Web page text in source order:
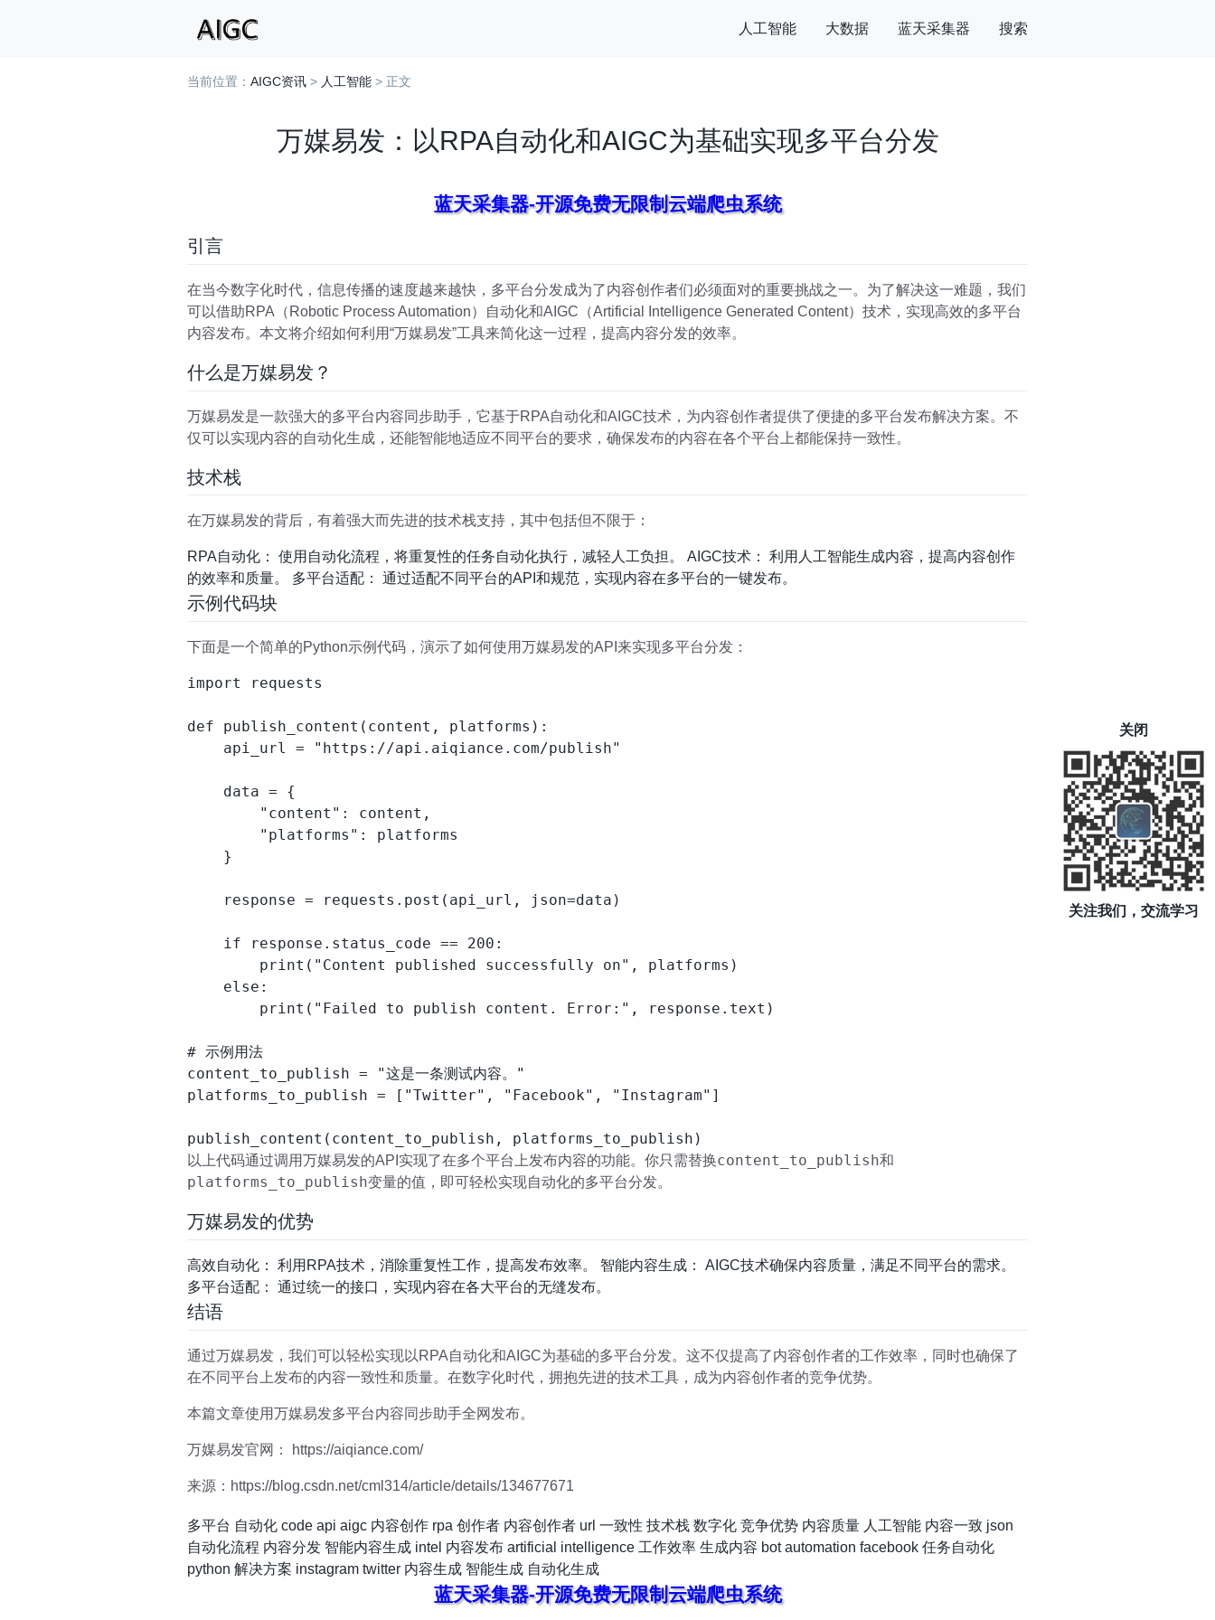
人工智能 大数据 蓝天采集器 搜索
当前位置： AIGC资讯 > 人工智能 > 正文
万媒易发：以RPA自动化和AIGC为基础实现多平台分发
蓝天采集器-开源免费无限制云端爬虫系统
引言
在当今数字化时代，信息传播的速度越来越快，多平台分发成为了内容创作者们必须面对的重要挑战之一。为了解决这一难题，我们
可以借助RPA（Robotic Process Automation）自动化和AIGC（Artificial Intelligence Generated Content）技术，实现高效的多平台
内容发布。本文将介绍如何利用“万媒易发”工具来简化这一过程，提高内容分发的效率。
什么是万媒易发？
万媒易发是一款强大的多平台内容同步助手，它基于RPA自动化和AIGC技术，为内容创作者提供了便捷的多平台发布解决方案。不
仅可以实现内容的自动化生成，还能智能地适应不同平台的要求，确保发布的内容在各个平台上都能保持一致性。
技术栈
在万媒易发的背后，有着强大而先进的技术栈支持，其中包括但不限于：
RPA自动化： 使用自动化流程，将重复性的任务自动化执行，减轻人工负担。 AIGC技术： 利用人工智能生成内容，提高内容创作
的效率和质量。 多平台适配： 通过适配不同平台的API和规范，实现内容在多平台的一键发布。
示例代码块
下面是一个简单的Python示例代码，演示了如何使用万媒易发的API来实现多平台分发：
import requests
def publish_content(content, platforms):
    api_url = "https://api.aiqiance.com/publish"
    data = {
        "content": content,
        "platforms": platforms
    }
    response = requests.post(api_url, json=data)
    if response.status_code == 200:
        print("Content published successfully on", platforms)
    else:
        print("Failed to publish content. Error:", response.text)
# 示例用法
content_to_publish = "这是一条测试内容。"
platforms_to_publish = ["Twitter", "Facebook", "Instagram"]
以上代码通过调用万媒易发的API实现了在多个平台上发布内容的功能。你只需替换content_to_publish和
platforms_to_publish变量的值，即可轻松实现自动化的多平台分发。
万媒易发的优势
高效自动化： 利用RPA技术，消除重复性工作，提高发布效率。 智能内容生成： AIGC技术确保内容质量，满足不同平台的需求。
多平台适配： 通过统一的接口，实现内容在各大平台的无缝发布。
结语
通过万媒易发，我们可以轻松实现以RPA自动化和AIGC为基础的多平台分发。这不仅提高了内容创作者的工作效率，同时也确保了
在不同平台上发布的内容一致性和质量。在数字化时代，拥抱先进的技术工具，成为内容创作者的竞争优势。
本篇文章使用万媒易发多平台内容同步助手全网发布。
万媒易发官网： https://aiqiance.com/
来源：https://blog.csdn.net/cml314/article/details/134677671
多平台 自动化 code api aigc 内容创作 rpa 创作者 内容创作者 url 一致性 技术栈 数字化 竞争优势 内容质量 人工智能 内容一致 json
自动化流程 内容分发 智能内容生成 intel 内容发布 artificial intelligence 工作效率 生成内容 bot automation facebook 任务自动化
python 解决方案 instagram twitter 内容生成 智能生成 自动化生成
蓝天采集器-开源免费无限制云端爬虫系统
关闭
关注我们，交流学习